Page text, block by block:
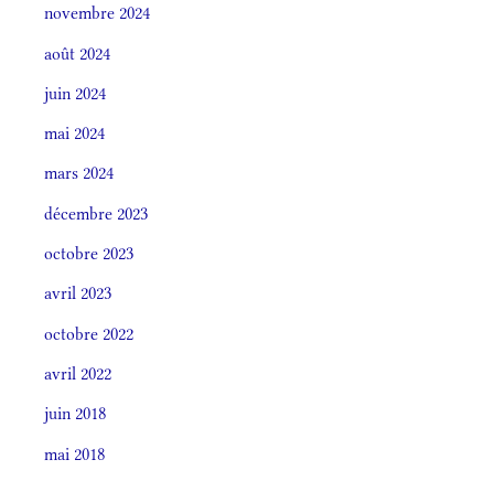
novembre 2024
août 2024
juin 2024
mai 2024
mars 2024
décembre 2023
octobre 2023
avril 2023
octobre 2022
avril 2022
juin 2018
mai 2018